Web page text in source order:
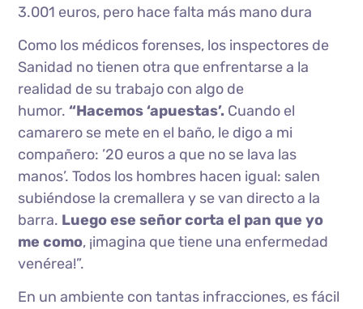
3.001 euros, pero hace falta más mano dura
Como los médicos forenses, los inspectores de
Sanidad no tienen otra que enfrentarse a la
realidad de su trabajo con algo de
humor.“Hacemos ‘apuestas’. Cuando el
camarero se mete en el baño, le digo a mi
compañero: ’20 euros a que no se lava las
manos’. Todos los hombres hacen igual: salen
subiéndose la cremallera y se van directo a la
barra. Luego ese señor corta el pan que yo
me como, ¡imagina que tiene una enfermedad
venérea!”.
En un ambiente con tantas infracciones, es fácil